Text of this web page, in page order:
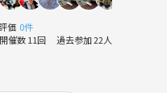
評価 0件
開催数 11回 過去参加 22人